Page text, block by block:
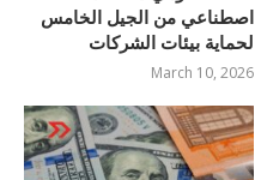
اصطناعي من الجيل الخامس
لحماية بيئات الشركات
March 10, 2026